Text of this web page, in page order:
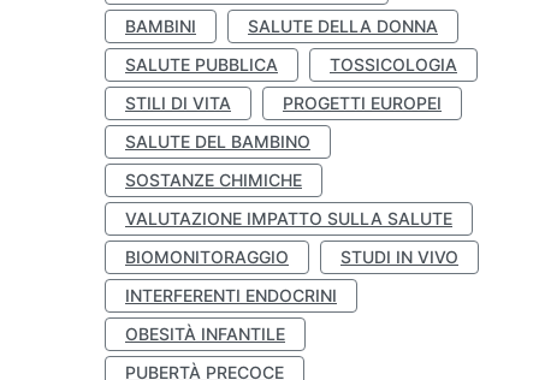
BAMBINI
SALUTE DELLA DONNA
SALUTE PUBBLICA
TOSSICOLOGIA
STILI DI VITA
PROGETTI EUROPEI
SALUTE DEL BAMBINO
SOSTANZE CHIMICHE
VALUTAZIONE IMPATTO SULLA SALUTE
BIOMONITORAGGIO
STUDI IN VIVO
INTERFERENTI ENDOCRINI
OBESITÀ INFANTILE
PUBERTÀ PRECOCE